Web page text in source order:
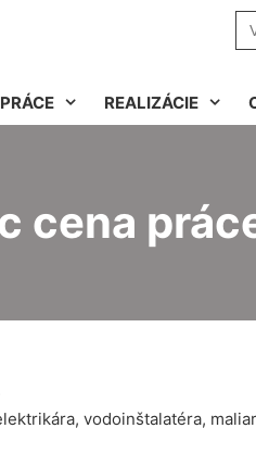
REALIZÁCIE
cena
vodoinštalatéra,